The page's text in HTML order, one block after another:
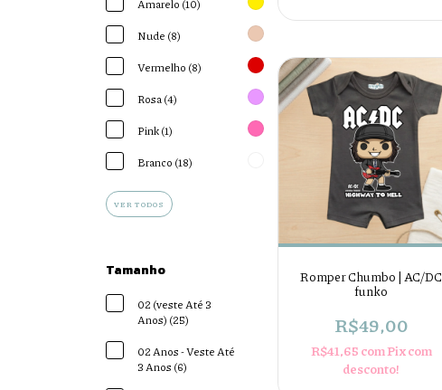
Amarelo (10)
Nude (8)
Vermelho (8)
Rosa (4)
Pink (1)
Branco (18)
VER TODOS
Tamanho
02 (veste Até 3
Anos) (25)
02 Anos - Veste Até
3 Anos (6)
Romper Chumbo | AC/DC
funko
R$49,00
R$41,65 comPix com
desconto!